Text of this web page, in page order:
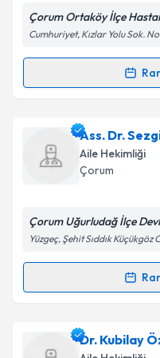
Kişisel
kapsamda
Çorum Ortaköy İlçe
Cumhuriyet, Kızlar Yolu Sok.
Randevu
Uzm. Dr. Caner
oluşturun. Size bu
takvim
Kişisel
Metni'ni
Ass. Dr.
Aile Hekimliği
Çorum
Çorum Uğurludağ İlçe
Yüzgeç, Şehit Sıddık
Randevu
Ass. Dr. Sezgin
oluşturun. Size bu
Dr. Kubilay